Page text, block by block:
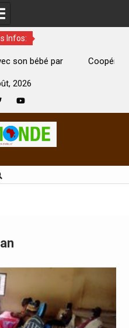
Infos:
Le ministre Indien Kirti
2026